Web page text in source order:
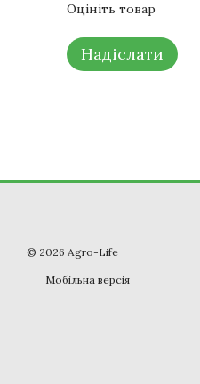
Оцініть товар
Надіслати
© 2026 Agro-Life
Мобільна версія